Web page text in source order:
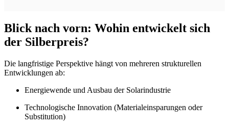
Blick nach vorn: Wohin entwickelt sich
der Silberpreis?
Die langfristige Perspektive hängt von mehreren strukturellen
Entwicklungen ab:
Energiewende und Ausbau der Solarindustrie
Technologische Innovation (Materialeinsparungen oder
Substitution)